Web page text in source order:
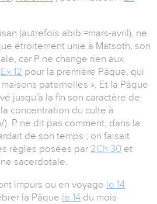
(autrefois abib =mars-avril), ne
étroitement unie à Matsoth, son
car P ne change rien aux
Ex 12 pour la première Pâque, qui
paternelles ». Et la Pâque
jusqu'à la fin son caractère de
concentration du culte à
P ne dit pas comment, dans la
de son temps ; on faisait
règles posées par 2Ch 30 et
sacerdotale.
impurs ou en voyage le 14
la Pâque le 14 du mois